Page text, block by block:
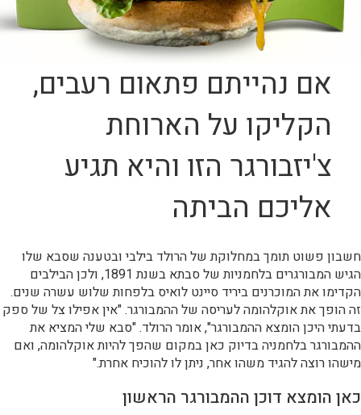
אם נהייתם פתאום רעבים,
הקליקו על הארוחת
צ'יזבורגר הזו והיא תגיע
אליכם הביתה
חשבון פשוט תומך במחלוקת של הרולד בילבי ובטענה שסבא שלו
הגיש המבורגרים בלחמניות של סבתא בשנת 1891, ולכן הבילבים
הקדימו את המוכרנים ביריד סיינט לואיס בלפחות שלוש עשרה שנים.
זה הופך את אוקלהומה לעריסה של ההמבורגר. "אין אפילו צל של ספק
בדעתי היכן הומצא ההמבורגר", אומר הרולד. "סבא שלי המציא את
ההמבורגר בלחמניה בדיוק כאן במקום שהפך להיות אוקלהומה, ואם
מישהו רוצה להגיד משהו אחר, ניתן לו להוכיח אחרת."
כאן הומצא דוכן ההמבורגר הראשון